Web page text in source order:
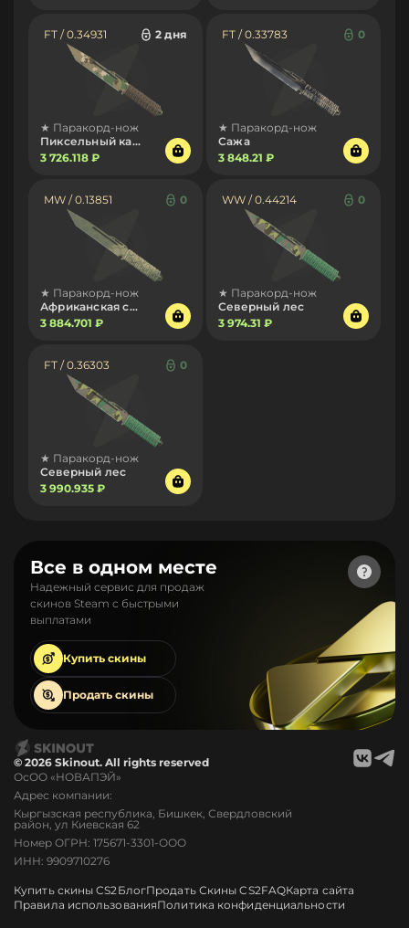
FT / 0.34931 2 дня
★ Паракорд-нож
Пиксельный камуфляж «Лес»
3 726.118 ₽
FT / 0.33783 0
★ Паракорд-нож
Сажа
3 848.21 ₽
MW / 0.13851 0
★ Паракорд-нож
Африканская сетка
3 884.701 ₽
WW / 0.44214 0
★ Паракорд-нож
Северный лес
3 974.31 ₽
FT / 0.36303 0
★ Паракорд-нож
Северный лес
3 990.935 ₽
Все в одном месте
Надежный сервис для продаж
скинов Steam с быстрыми
выплатами
Купить скины
Продать скины
© 2026 Skinout. All rights reserved
ОсОО «НОВАПЭЙ»
Адрес компании:
Кыргызская республика, Бишкек, Свердловский
район, ул Киевская 62
Номер ОГРН: 175671-3301-ООО
ИНН: 9909710276
Купить скины CS2БлогПродать Скины CS2FAQКарта сайта
Правила использованияПолитика конфиденциальности